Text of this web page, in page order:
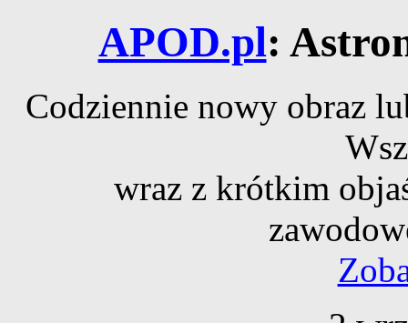
APOD.pl:
Codziennie nowy obraz
wraz z krótkim